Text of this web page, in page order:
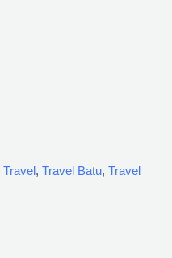
Travel, Travel Batu, Travel